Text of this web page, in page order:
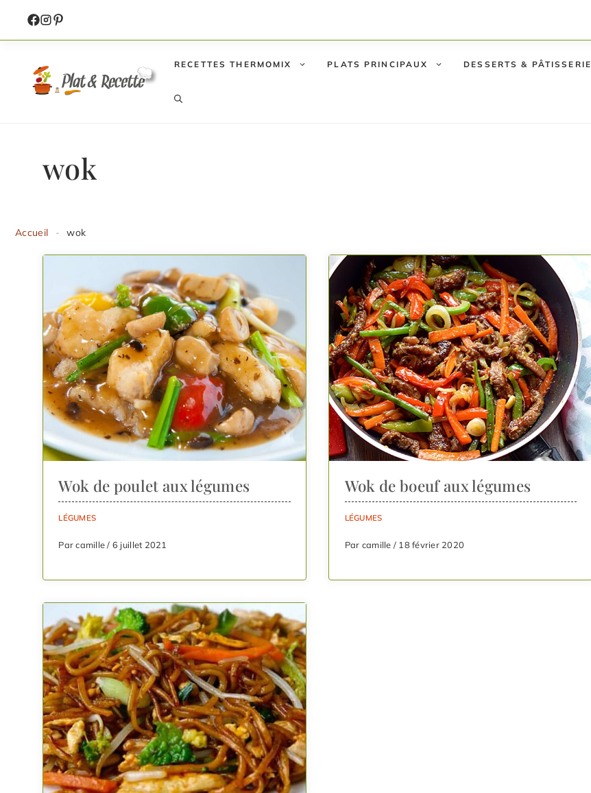
contenu
RECETTES THERMOMIX PLATS PRINCIPAUX DESSERTS & PÂTISSERIE
wok
Accueil - wok
Wok de poulet aux légumes
LÉGUMES
Par camille / 6 juillet 2021
Wok de boeuf aux légumes
LÉGUMES
Par camille / 18 février 2020